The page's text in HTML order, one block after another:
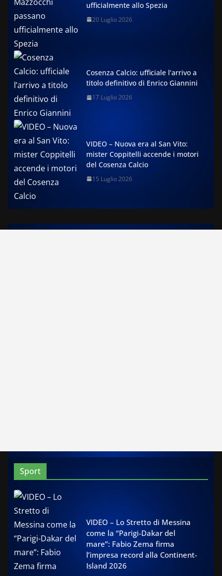
ufficialmente allo Spezia
20 Luglio 2026
Cosenza Calcio: ufficiale l’arrivo a
titolo definitivo di Enrico Giannini
17 Luglio 2026
VIDEO – Nuova era al San Vito:
mister Coppitelli accende i motori
del Cosenza Calcio
15 Luglio 2026
Sport
VIDEO – Lo Stretto di Messina
come la “Parigi-Dakar del
mare”: Fabio Zema firma
l’impresa record alla Continent-
Island 2026